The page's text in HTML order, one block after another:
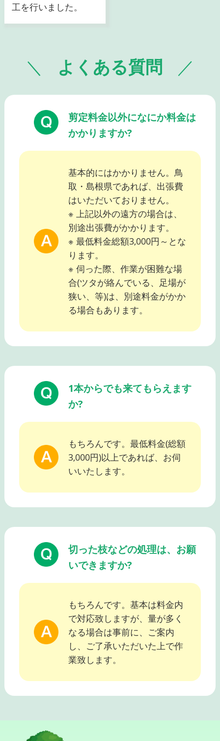
工を行いました。
よくある質問
剪定料金以外になにか料金は
かかりますか?
基本的にはかかりません。鳥
取・島根県であれば、出張費
はいただいておりません。
※ 上記以外の遠方の場合は、
別途出張費がかかります。
※ 最低料金総額3,000円～とな
ります。
※ 伺った際、作業が困難な場
合(ツタが絡んでいる、足場が
狭い、等)は、別途料金がかか
る場合もあります。
1本からでも来てもらえます
か?
もちろんです。最低料金(総額
3,000円)以上であれば、お伺
いいたします。
切った枝などの処理は、お願
いできますか?
もちろんです。基本は料金内
で対応致しますが、量が多く
なる場合は事前に、ご案内
し、ご了承いただいた上で作
業致します。